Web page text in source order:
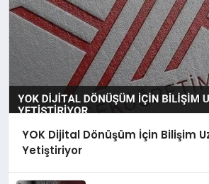
YOK Dijital Dönüşüm İçin Bilişim
Yetiştiriyor